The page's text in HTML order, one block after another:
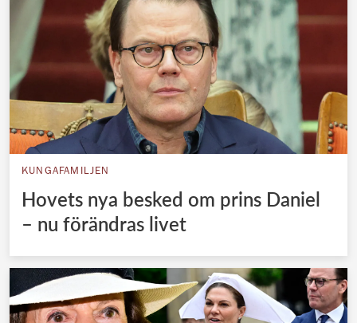
KUNGAFAMILJEN
Hovets nya besked om prins Daniel
– nu förändras livet